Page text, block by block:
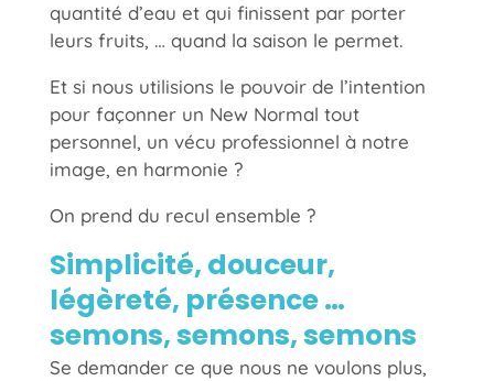
quantité d’eau et qui finissent par porter
leurs fruits, … quand la saison le permet.
Et si nous utilisions le pouvoir de l’intention
pour façonner un New Normal tout
personnel, un vécu professionnel à notre
image, en harmonie ?
On prend du recul ensemble ?
Simplicité, douceur,
légèreté, présence …
semons, semons, semons
Se demander ce que nous ne voulons plus,